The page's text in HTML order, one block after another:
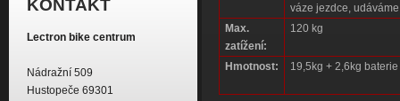
KONTAKT
Lectron bike centrum
Nádražní 509
Hustopeče 69301
váze jezdce,
Max.
zatížení:
120 kg
Hmotnost: 19,5kg + 2,6kg baterie